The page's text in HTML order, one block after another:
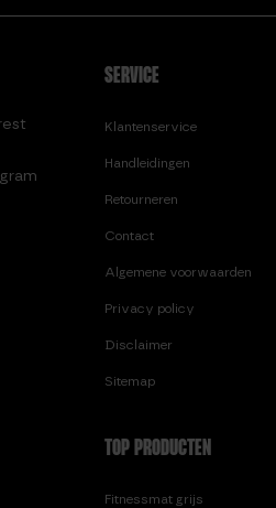
SERVICE
Klantenservice
Handleidingen
Retourneren
Contact
Algemene voorwaarden
Privacy policy
Disclaimer
Sitemap
TOP PRODUCTEN
Fitnessmat grijs